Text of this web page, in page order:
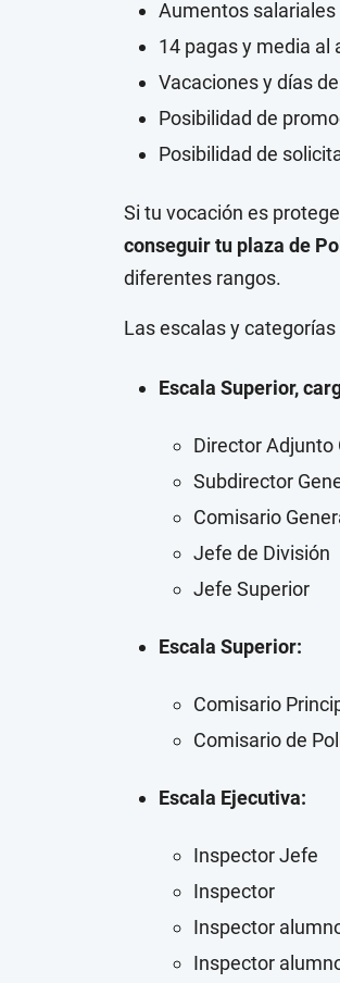
Aumentos salariales
14 pagas y media al
Vacaciones y días
Posibilidad de
Posibilidad de
Si tu vocación es
conseguir tu plaza de
diferentes rangos.
Las escalas y
Escala Superior,
Director Adjunto
Subdirector
Comisario
Jefe de División
Jefe Superior
Escala Superior:
Comisario
Comisario de
Escala Ejecutiva:
Inspector Jefe
Inspector
Inspector
Inspector